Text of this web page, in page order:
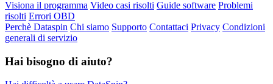
Visiona il programma Video casi risolti Guide software Problemi
risolti Errori OBD
Perchè Dataspin Chi siamo Supporto Contattaci Privacy Condizioni
generali di servizio
Hai bisogno di aiuto?